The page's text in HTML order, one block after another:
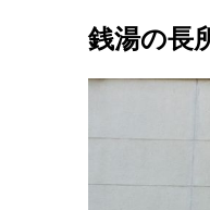
PROGRAM」が
森・群馬・沖縄
食レポート
銭湯の長